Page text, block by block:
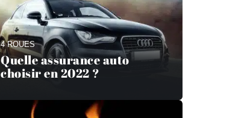
4 ROUES
Quelle assurance auto
choisir en 2022 ?